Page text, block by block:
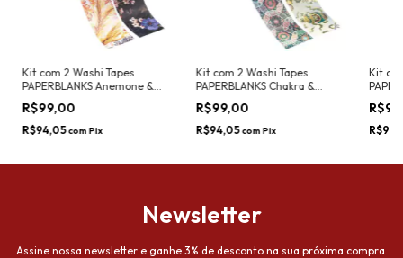
Kit com 2 Washi Tapes
PAPERBLANKS Anemone &
Floralia (15mmx10m)
R$99,00
R$94,05com Pix
Kit com 2 Washi Tapes
PAPERBLANKS Chakra &
Shankra (15mmx10m)
R$99,00
R$94,05com Pix
Kit
Newsletter
Assine nossa newsletter e ganhe 3% de desconto na sua próxima compra.